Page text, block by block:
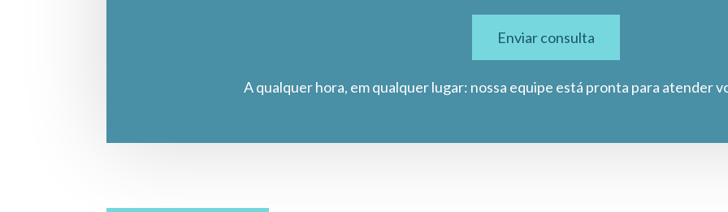
Enviar consulta
A qualquer hora, em qualquer lugar: nossa equipe está pronta para atender